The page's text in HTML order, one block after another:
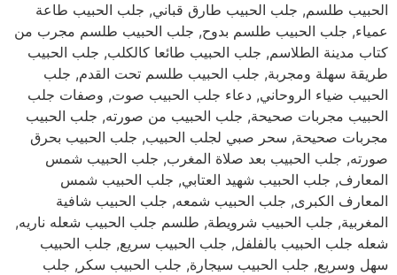
الحبيب طلسم, جلب الحبيب طارق قباني, جلب الحبيب طاعة
عمياء, جلب الحبيب طلسم بدوح, جلب الحبيب طلسم مجرب من
كتاب مدينة الطلاسم, جلب الحبيب طائعا كالكلب, جلب الحبيب
طريقة سهلة ومجربة, جلب الحبيب طلسم تحت القدم, جلب
الحبيب ضياء الروحاني, دعاء جلب الحبيب صوت, وصفات جلب
الحبيب مجربات صحيحة, جلب الحبيب من صورته, جلب الحبيب
مجربات صحيحة, سحر صبي لجلب الحبيب, جلب الحبيب بحرق
صورته, جلب الحبيب بعد صلاة المغرب, جلب الحبيب شمس
المعارف, جلب الحبيب شهيد العتابي, جلب الحبيب شمس
المعارف الكبرى, جلب الحبيب شمعه, جلب الحبيب شافية
المغربية, جلب الحبيب شرويطة, طلسم جلب الحبيب شعله ناريه,
شعله جلب الحبيب بالفلفل, جلب الحبيب سريع, جلب الحبيب
سهل وسريع, جلب الحبيب سيجارة, جلب الحبيب سكر, جلب